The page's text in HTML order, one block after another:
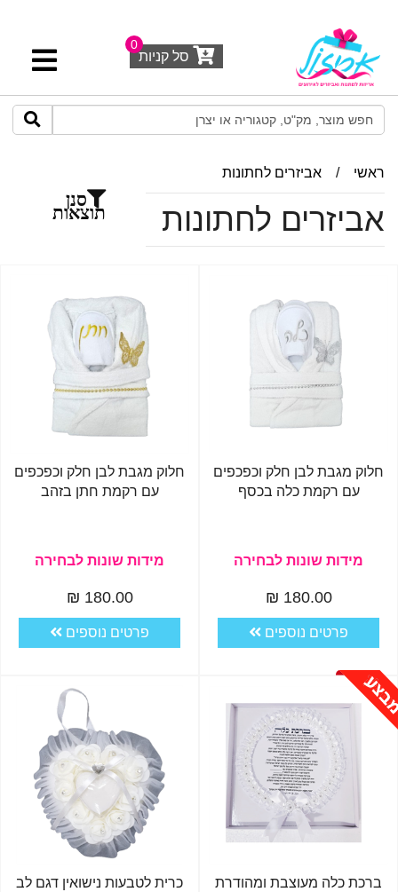
סל קניות
0
ראשי / אביזרים לחתונות
סנן
תוצאות אביזרים לחתונות
חלוק מגבת לבן חלק וכפכפים
עם רקמת כלה בכסף
מידות שונות לבחירה
180.00 ₪
פרטים נוספים
חלוק מגבת לבן חלק וכפכפים
עם רקמת חתן בזהב
מידות שונות לבחירה
180.00 ₪
פרטים נוספים
ברכת כלה מעוצבת ומהודרת
כרית לטבעות נישואין דגם לב